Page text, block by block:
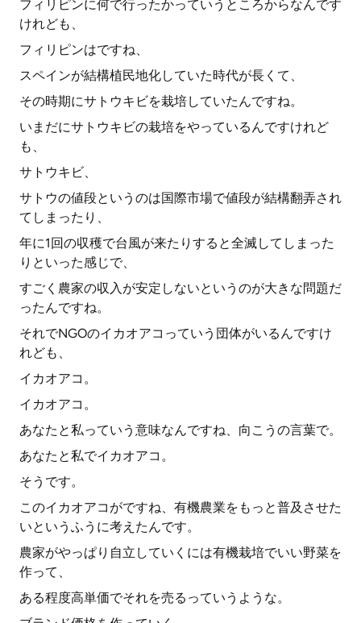
フィリピンに何で行ったかっていうところからなんです
けれども、
フィリピンはですね、
スペインが結構植民地化していた時代が長くて、
その時期にサトウキビを栽培していたんですね。
いまだにサトウキビの栽培をやっているんですけれど
も、
サトウキビ、
サトウの値段というのは国際市場で値段が結構翻弄され
てしまったり、
年に1回の収穫で台風が来たりすると全滅してしまった
りといった感じで、
すごく農家の収入が安定しないというのが大きな問題だ
ったんですね。
それでNGOのイカオアコっていう団体がいるんですけ
れども、
イカオアコ。
イカオアコ。
あなたと私っていう意味なんですね、向こうの言葉で。
あなたと私でイカオアコ。
そうです。
このイカオアコがですね、有機農業をもっと普及させた
いというふうに考えたんです。
農家がやっぱり自立していくには有機栽培でいい野菜を
作って、
ある程度高単価でそれを売るっていうような。